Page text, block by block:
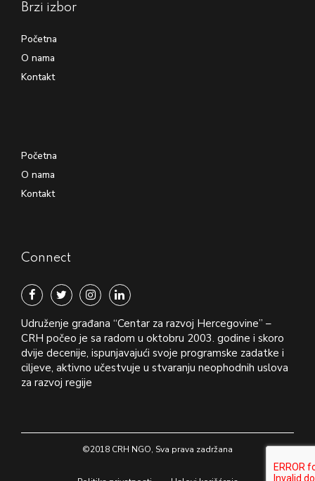
Brzi izbor
Početna
O nama
Kontakt
Početna
O nama
Kontakt
Connect
Udruženje građana “Centar za razvoj Hercegovine” –
CRH počeo je sa radom u oktobru 2003. godine i skoro
dvije decenije, ispunjavajući svoje programske zadatke i
ciljeve, aktivno učestvuje u stvaranju neophodnih uslova
za razvoj regije
©2018 CRH NGO, Sva prava zadržana